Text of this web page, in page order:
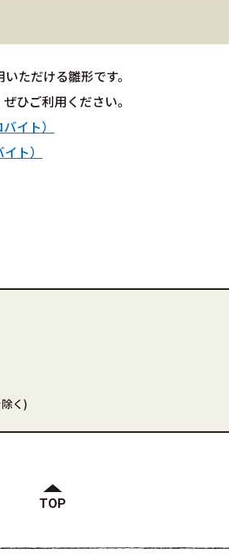
ただける雛形です。
ひご利用ください。
イト）
ト）
く)
TOP